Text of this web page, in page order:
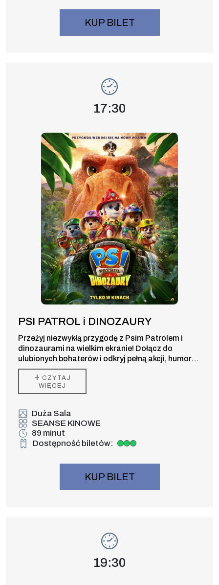
KUP BILET
Godzina wydarzenia,
17:30
PSI PATROL i DINOZAURY
Przeżyj niezwykłą przygodę z Psim Patrolem i
dinozaurami na wielkim ekranie! Dołącz do
ulubionych bohaterów i odkryj pełną akcji, humoru
oraz prehistorycznych niespodzianek kinową
premierę dla całej rodziny.
+ CZYTAJ
WIĘCEJ
Duża Sala
SEANSE KINOWE
89 minut
Dostępność biletów:
Duża dostępność biletów
KUP BILET
Godzina wydarzenia,
19:30